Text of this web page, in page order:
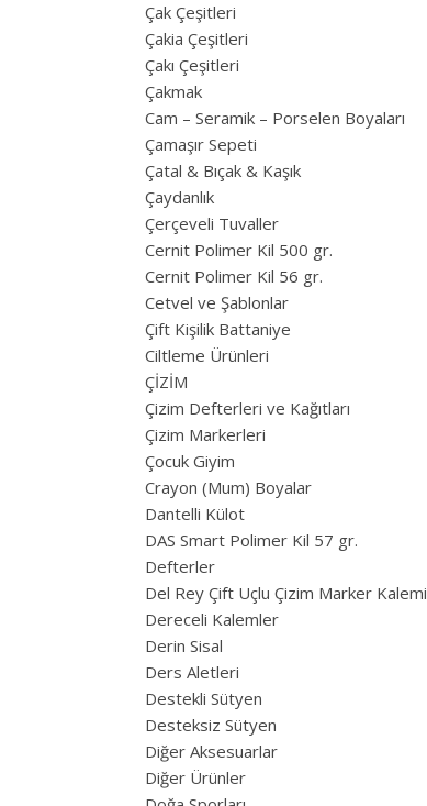
Çak Çeşitleri
Çakia Çeşitleri
Çakı Çeşitleri
Çakmak
Cam – Seramik – Porselen Boyaları
Çamaşır Sepeti
Çatal & Bıçak & Kaşık
Çaydanlık
Çerçeveli Tuvaller
Cernit Polimer Kil 500 gr.
Cernit Polimer Kil 56 gr.
Cetvel ve Şablonlar
Çift Kişilik Battaniye
Ciltleme Ürünleri
ÇİZİM
Çizim Defterleri ve Kağıtları
Çizim Markerleri
Çocuk Giyim
Crayon (Mum) Boyalar
Dantelli Külot
DAS Smart Polimer Kil 57 gr.
Defterler
Del Rey Çift Uçlu Çizim Marker Kalemi
Dereceli Kalemler
Derin Sisal
Ders Aletleri
Destekli Sütyen
Desteksiz Sütyen
Diğer Aksesuarlar
Diğer Ürünler